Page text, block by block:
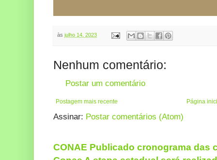
às julho 14, 2023
Nenhum comentário:
Postar um comentário
Postagem mais recente Página
Assinar: Postar comentários (Atom)
CONAE Publicado cronograma das